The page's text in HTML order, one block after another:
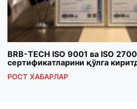
BRB-TECH ISO 9001 ва ISO
сертификатларини қўлга
РОСТ ХАБАРЛАР